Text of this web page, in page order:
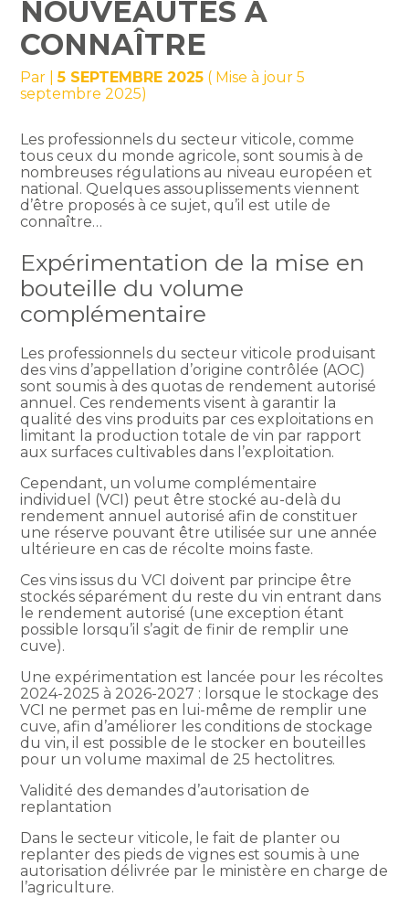
NOUVEAUTÉS À
CONNAÎTRE
Par |5 SEPTEMBRE 2025 ( Mise à jour 5
septembre 2025)
Les professionnels du secteur viticole, comme
tous ceux du monde agricole, sont soumis à de
nombreuses régulations au niveau européen et
national. Quelques assouplissements viennent
d’être proposés à ce sujet, qu’il est utile de
connaître…
Expérimentation de la mise en
bouteille du volume
complémentaire
Les professionnels du secteur viticole produisant
des vins d’appellation d’origine contrôlée (AOC)
sont soumis à des quotas de rendement autorisé
annuel. Ces rendements visent à garantir la
qualité des vins produits par ces exploitations en
limitant la production totale de vin par rapport
aux surfaces cultivables dans l’exploitation.
Cependant, un volume complémentaire
individuel (VCI) peut être stocké au-delà du
rendement annuel autorisé afin de constituer
une réserve pouvant être utilisée sur une année
ultérieure en cas de récolte moins faste.
Ces vins issus du VCI doivent par principe être
stockés séparément du reste du vin entrant dans
le rendement autorisé (une exception étant
possible lorsqu’il s’agit de finir de remplir une
cuve).
Une expérimentation est lancée pour les récoltes
2024-2025 à 2026-2027 : lorsque le stockage des
VCI ne permet pas en lui-même de remplir une
cuve, afin d’améliorer les conditions de stockage
du vin, il est possible de le stocker en bouteilles
pour un volume maximal de 25 hectolitres.
Validité des demandes d’autorisation de
replantation
Dans le secteur viticole, le fait de planter ou
replanter des pieds de vignes est soumis à une
autorisation délivrée par le ministère en charge de
l’agriculture.